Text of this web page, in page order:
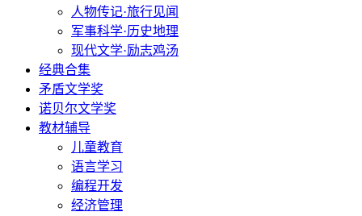
人物传记·旅行见闻
军事科学·历史地理
现代文学·励志鸡汤
经典合集
矛盾文学奖
诺贝尔文学奖
教材辅导
儿童教育
语言学习
编程开发
经济管理